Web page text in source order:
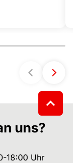
uns?
18:00 Uhr